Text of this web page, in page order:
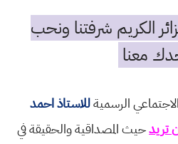
الكريم شرفتنا ونحب
معنا
الرسميةللاستاذ احمد
تريدحيث المصداقية والحقيقة في